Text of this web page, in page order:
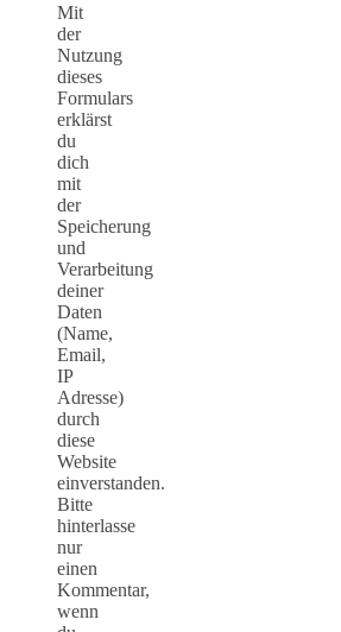
Mit
der
Nutzung
dieses
Formulars
erklärst
du
dich
mit
der
Speicherung
und
Verarbeitung
deiner
Daten
(Name,
Email,
IP
Adresse)
durch
diese
Website
einverstanden.
Bitte
hinterlasse
nur
einen
Kommentar,
wenn